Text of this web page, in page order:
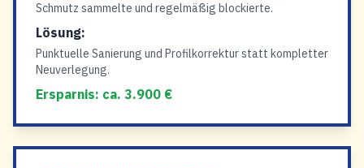
Schmutz sammelte und regelmäßig blockierte.
Lösung:
Punktuelle Sanierung und Profilkorrektur statt kompletter
Neuverlegung.
Ersparnis: ca. 3.900 €